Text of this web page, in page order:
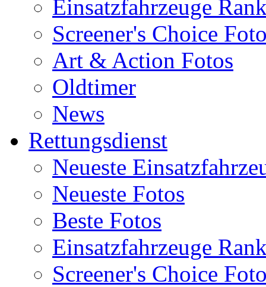
Einsatzfahrzeuge
Screener's Choice
Art & Action Fotos
Oldtimer
News
Rettungsdienst
Neueste
Neueste Fotos
Beste Fotos
Einsatzfahrzeuge
Screener's Choice